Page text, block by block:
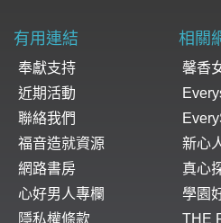
有用連結 相關
奉獻支持
近期活動
聯絡我們
福音造就資源
網路書房
心好男人專欄
隱私權條款
馨香
新心
真心
學園
THE